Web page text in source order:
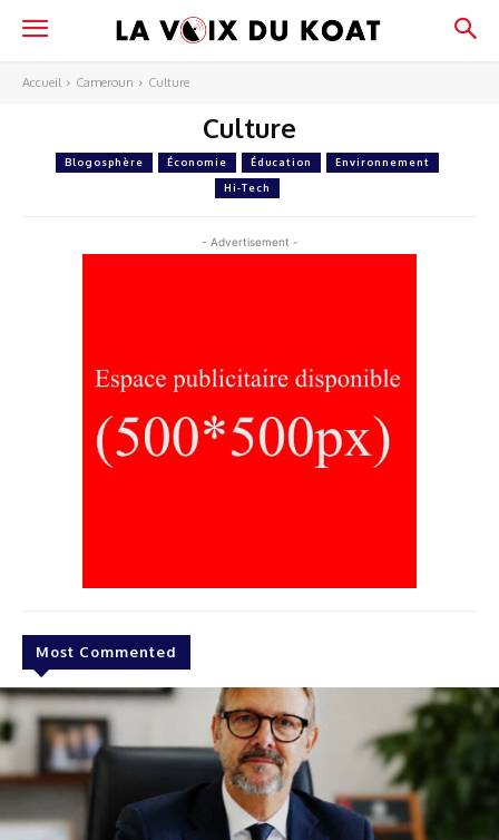
Accueil Cameroun Culture
Culture
Blogosphère Économie Éducation Environnement
Hi-Tech
- Advertisement -
Most Commented